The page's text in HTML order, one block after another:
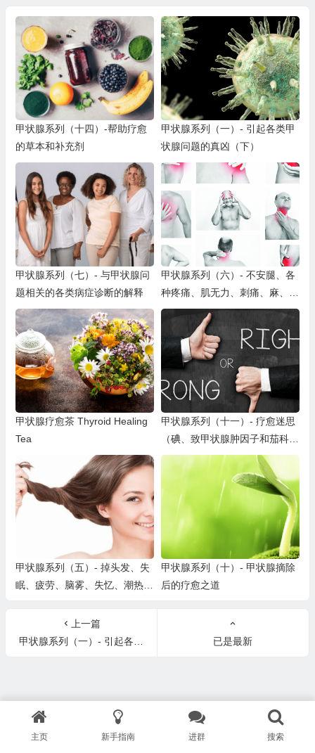
甲状腺系列（十四）-帮助疗愈
的草本和补充剂
甲状腺系列（一）- 引起各类甲
状腺问题的真凶（下）
甲状腺系列（七）- 与甲状腺问
题相关的各类病症诊断的解释
甲状腺系列（六）- 不安腿、各
种疼痛、肌无力、刺痛、麻、痉
挛、心悸、耳鸣、头晕、皮肤变
甲状腺疗愈茶 Thyroid Healing
Tea
甲状腺系列（十一）- 疗愈迷思
（碘、致甲状腺肿因子和茄科植
物恐惧症）
甲状腺系列（五）- 掉头发、失
眠、疲劳、脑雾、失忆、潮热、
甲状腺系列（十）- 甲状腺摘除
后的疗愈之道
上一篇
甲状腺系列（一）- 引起各类甲状腺问题的真凶（下）
已是最新
主页 新手指南 进群 搜索